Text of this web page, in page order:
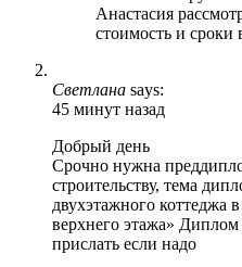
Анастасия
стоимость и сроки
Светлана says:
45 минут назад
Добрый день
Срочно нужна
строительству, тема
двухэтажного коттеджа
верхнего этажа»
прислать если надо